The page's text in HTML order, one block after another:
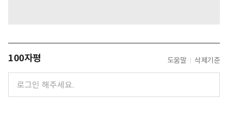
100자평 도움말 삭제기준